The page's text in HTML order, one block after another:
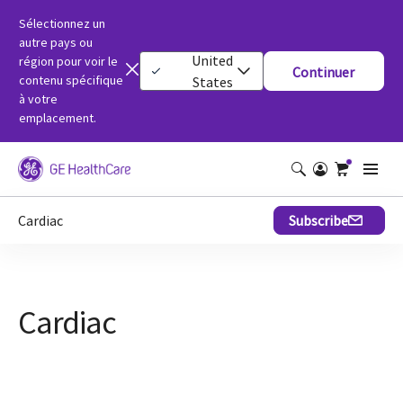
Sélectionnez un
autre pays ou
région pour voir le
contenu spécifique
à votre
emplacement.
United
States
Continuer
Cardiac Subscribe
Cardiac